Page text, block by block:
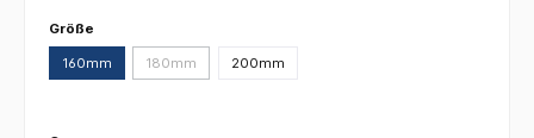
Größe
160mm 180mm(Diese Option ist zurzeit nicht verfügbar.)
200mm